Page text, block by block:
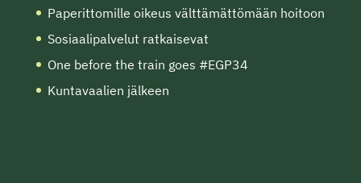
Paperittomille oikeus välttämättömään hoitoon
Sosiaalipalvelut ratkaisevat
One before the train goes #EGP34
Kuntavaalien jälkeen